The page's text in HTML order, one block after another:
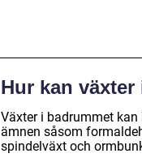
Hur kan
Växter i badrummet
ämnen såsom
spindelväxt och